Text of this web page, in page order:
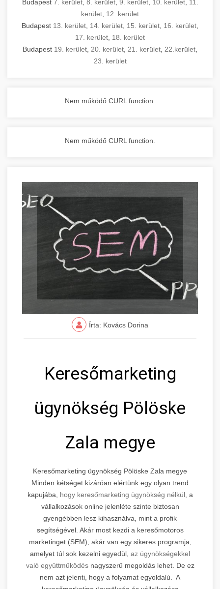
Budapest 7. kerület, 8. kerület, 9. kerület, 10. kerület, 11.
kerület 12. kerület
Budapest 13. kerület 14. kerület 15. kerület 16. kerület
17. kerület 18. kerület
Budapest 19. kerület 20. kerület 21. kerület 22.kerület
23. kerület
Nem működő CURL function.
Nem működő CURL function.
Írta: Kovács Dorina
Keresőmarketing
ügynökség Pölöske
Zala megye
Keresőmarketing ügynökség Pölöske Zala megye
Minden kétséget kizáróan elértünk egy olyan trend
kapujába, hogy keresőmarketing ügynökség nélkül, a
vállalkozások online jelenléte szinte biztosan
gyengébben lesz kihasználva, mint a profik
segítségével. Akár most kezdi a keresőmotoros
marketinget (SEM), akár van egy sikeres programja,
amelyet túl sok kezelni egyedül, az ügynökségekkel
való együttműködésnagyszerű megoldás lehet. De ez
nem azt jelenti, hogy a folyamat egyoldalú. A